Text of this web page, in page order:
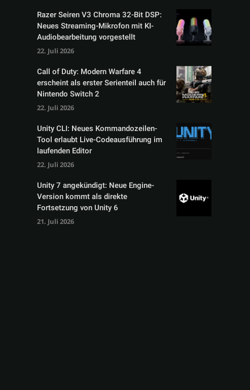
Razer Seiren V3 Chroma 32-Bit DSP:
Neues Streaming-Mikrofon mit KI-
Audiobearbeitung vorgestellt
22. Juli 2026
Call of Duty: Modern Warfare 4
erscheint als erster Serienteil auch für
Nintendo Switch 2
22. Juli 2026
Unity CLI: Neues Kommandozeilen-
Tool erlaubt Live-Codeausführung im
laufenden Editor
22. Juli 2026
Unity 7 angekündigt: Neue Engine-
Version kommt als direkte
Fortsetzung von Unity 6
21. Juli 2026